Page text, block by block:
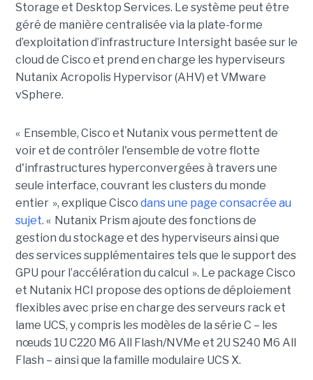
Storage et Desktop Services. Le système peut être
géré de manière centralisée via la plate-forme
d’exploitation d’infrastructure Intersight basée sur le
cloud de Cisco et prend en charge les hyperviseurs
Nutanix Acropolis Hypervisor (AHV) et VMware
vSphere.
« Ensemble, Cisco et Nutanix vous permettent de
voir et de contrôler l'ensemble de votre flotte
d'infrastructures hyperconvergées à travers une
seule interface, couvrant les clusters du monde
entier », explique Cisco dans une page consacrée au
sujet. « Nutanix Prism ajoute des fonctions de
gestion du stockage et des hyperviseurs ainsi que
des services supplémentaires tels que le support des
GPU pour l’accélération du calcul ». Le package Cisco
et Nutanix HCI propose des options de déploiement
flexibles avec prise en charge des serveurs rack et
lame UCS, y compris les modèles de la série C – les
nœuds 1U C220 M6 All Flash/NVMe et 2U S240 M6 All
Flash – ainsi que la famille modulaire UCS X.